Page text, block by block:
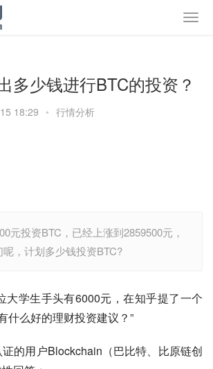
多少钱进行BTC的投资？
18:29 • 行情分析
元投资BTC，已经上涨到2859500元，
，计划多少钱投资BTC?
大学生手头有6000元，在知乎提了一个
什么好的理财投资建议？”
的用户Blockchain（巴比特、比原链创